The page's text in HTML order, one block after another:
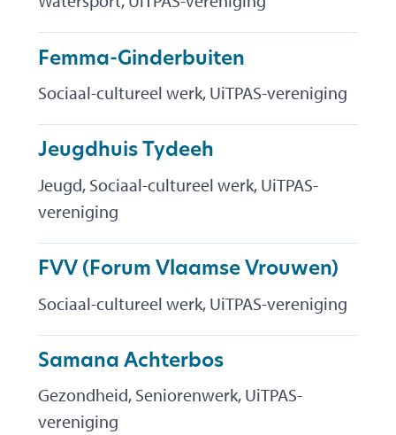
Femma-Ginderbuiten
Sociaal-cultureel werk, UiTPAS-vereniging
Jeugdhuis Tydeeh
Jeugd, Sociaal-cultureel werk, UiTPAS-
vereniging
FVV (Forum Vlaamse Vrouwen)
Sociaal-cultureel werk, UiTPAS-vereniging
Samana Achterbos
Gezondheid, Seniorenwerk, UiTPAS-
vereniging